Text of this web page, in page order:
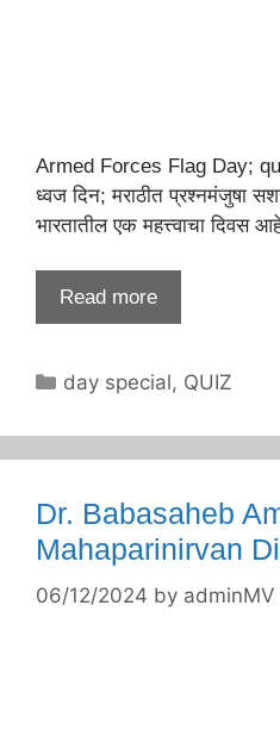
Armed Forces Flag Day;
ध्वज दिन; मराठीत प्रश्नमंजुषा
भारतातील एक महत्त्वाचा दिवस
Read more
Categories
day special, QUIZ
Dr. Babasaheb
Mahaparinirvan
06/12/2024 by adminMV